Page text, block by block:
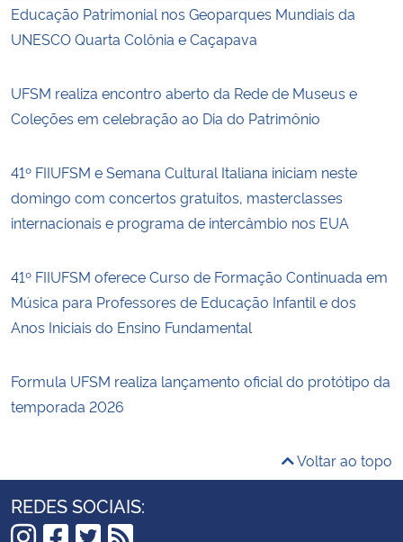
Educação Patrimonial nos Geoparques Mundiais da
UNESCO Quarta Colônia e Caçapava
UFSM realiza encontro aberto da Rede de Museus e
Coleções em celebração ao Dia do Patrimônio
41º FIIUFSM e Semana Cultural Italiana iniciam neste
domingo com concertos gratuitos, masterclasses
internacionais e programa de intercâmbio nos EUA
41º FIIUFSM oferece Curso de Formação Continuada em
Música para Professores de Educação Infantil e dos
Anos Iniciais do Ensino Fundamental
Formula UFSM realiza lançamento oficial do protótipo da
temporada 2026
Voltar ao topo
REDES SOCIAIS: